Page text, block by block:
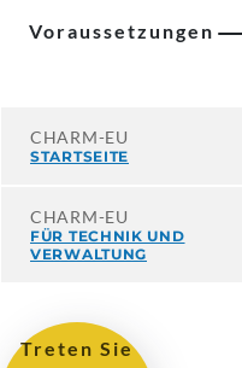
Voraussetzungen
CHARM-EU
STARTSEITE
CHARM-EU
FÜR TECHNIK UND
VERWALTUNG
Treten Sie